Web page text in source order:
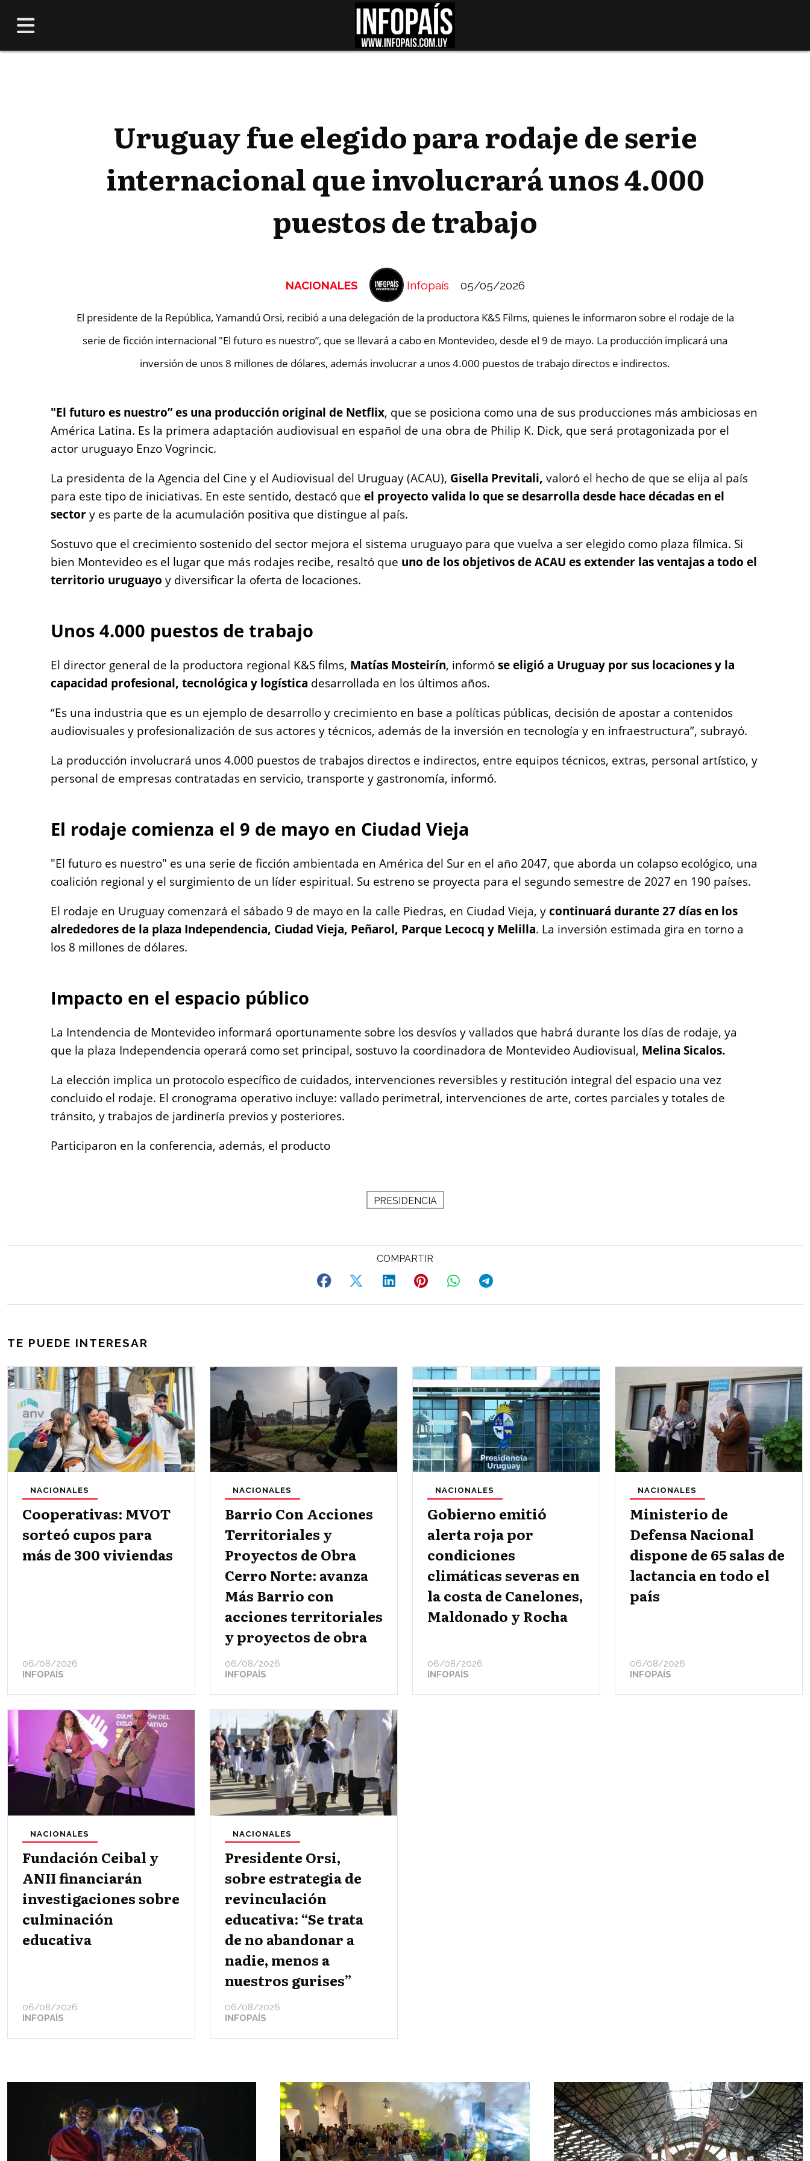
Uruguay fue elegido para rodaje de serie
internacional que involucrará unos 4.000
puestos de trabajo
El presidente de la República, Yamandú Orsi, recibió a una delegación de la productora K&S Films, quienes le informaron sobre el rodaje de la
serie de ficción internacional "El futuro es nuestro”, que se llevará a cabo en Montevideo, desde el 9 de mayo. La producción implicará una
inversión de unos 8 millones de dólares, además involucrar a unos 4.000 puestos de trabajo directos e indirectos.
NACIONALES 05/05/2026
Infopaís
"El futuro es nuestro” es una producción original de Netflix, que se posiciona como una de sus producciones más ambiciosas en
América Latina. Es la primera adaptación audiovisual en español de una obra de Philip K. Dick, que será protagonizada por el
actor uruguayo Enzo Vogrincic.
La presidenta de la Agencia del Cine y el Audiovisual del Uruguay (ACAU), Gisella Previtali, valoró el hecho de que se elija al país
para este tipo de iniciativas. En este sentido, destacó que el proyecto valida lo que se desarrolla desde hace décadas en el
sectory es parte de la acumulación positiva que distingue al país.
Sostuvo que el crecimiento sostenido del sector mejora el sistema uruguayo para que vuelva a ser elegido como plaza fílmica. Si
bien Montevideo es el lugar que más rodajes recibe, resaltó que uno de los objetivos de ACAU es extender las ventajas a todo el
territorio uruguayo y diversificar la oferta de locaciones.
Unos 4.000 puestos de trabajo
El director general de la productora regional K&S films, Matías Mosteirín, informóse eligió a Uruguay por sus locaciones y la
capacidad profesional, tecnológica y logística desarrollada en los últimos años.
“Es una industria que es un ejemplo de desarrollo y crecimiento en base a políticas públicas, decisión de apostar a contenidos
audiovisuales y profesionalización de sus actores y técnicos, además de la inversión en tecnología y en infraestructura”, subrayó.
La producción involucrará unos 4.000 puestos de trabajos directos e indirectos, entre equipos técnicos, extras, personal artístico, y
personal de empresas contratadas en servicio, transporte y gastronomía, informó.
El rodaje comienza el 9 de mayo en Ciudad Vieja
"El futuro es nuestro" es una serie de ficción ambientada en América del Sur en el año 2047, que aborda un colapso ecológico, una
coalición regional y el surgimiento de un líder espiritual. Su estreno se proyecta para el segundo semestre de 2027 en 190 países.
El rodaje en Uruguay comenzará el sábado 9 de mayo en la calle Piedras, en Ciudad Vieja, ycontinuará durante 27 días en los
alrededores de la plaza Independencia, Ciudad Vieja, Peñarol, Parque Lecocq y Melilla. La inversión estimada gira en torno a
los 8 millones de dólares.
Impacto en el espacio público
La Intendencia de Montevideo informará oportunamente sobre los desvíos y vallados que habrá durante los días de rodaje, ya
que la plaza Independencia operará como set principal, sostuvo la coordinadora de Montevideo Audiovisual, Melina Sicalos.
La elección implica un protocolo específico de cuidados, intervenciones reversibles y restitución integral del espacio una vez
concluido el rodaje. El cronograma operativo incluye: vallado perimetral, intervenciones de arte, cortes parciales y totales de
tránsito, y trabajos de jardinería previos y posteriores.
Participaron en la conferencia, además, el producto
PRESIDENCIA
TE PUEDE INTERESAR
Cooperativas: MVOT
sorteó cupos para
más de 300 viviendas
INFOPAÍS
NACIONALES
06/08/2026
Barrio Con Acciones
Territoriales y
Proyectos de Obra
Cerro Norte: avanza
Más Barrio con
acciones territoriales
y proyectos de obra
INFOPAÍS
NACIONALES
06/08/2026
Gobierno emitió
alerta roja por
condiciones
climáticas severas en
la costa de Canelones,
Maldonado y Rocha
INFOPAÍS
NACIONALES
06/08/2026
Ministerio de
Defensa Nacional
dispone de 65 salas de
lactancia en todo el
país
INFOPAÍS
NACIONALES
06/08/2026
Fundación Ceibal y
ANII financiarán
investigaciones sobre
culminación
educativa
INFOPAÍS
NACIONALES
06/08/2026
Presidente Orsi,
sobre estrategia de
revinculación
educativa: “Se trata
de no abandonar a
nadie, menos a
nuestros gurises”
INFOPAÍS
NACIONALES
06/08/2026